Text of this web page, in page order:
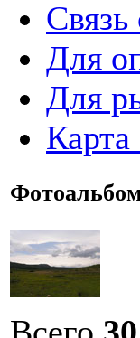
Для
Для
Карта